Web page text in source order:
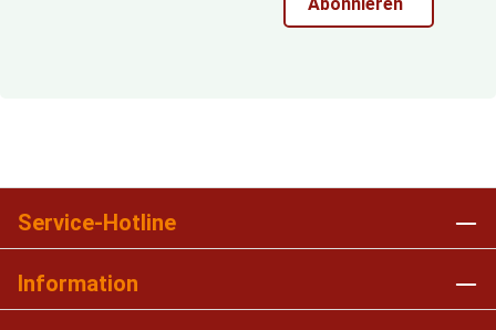
Abonnieren
Service-Hotline
Information